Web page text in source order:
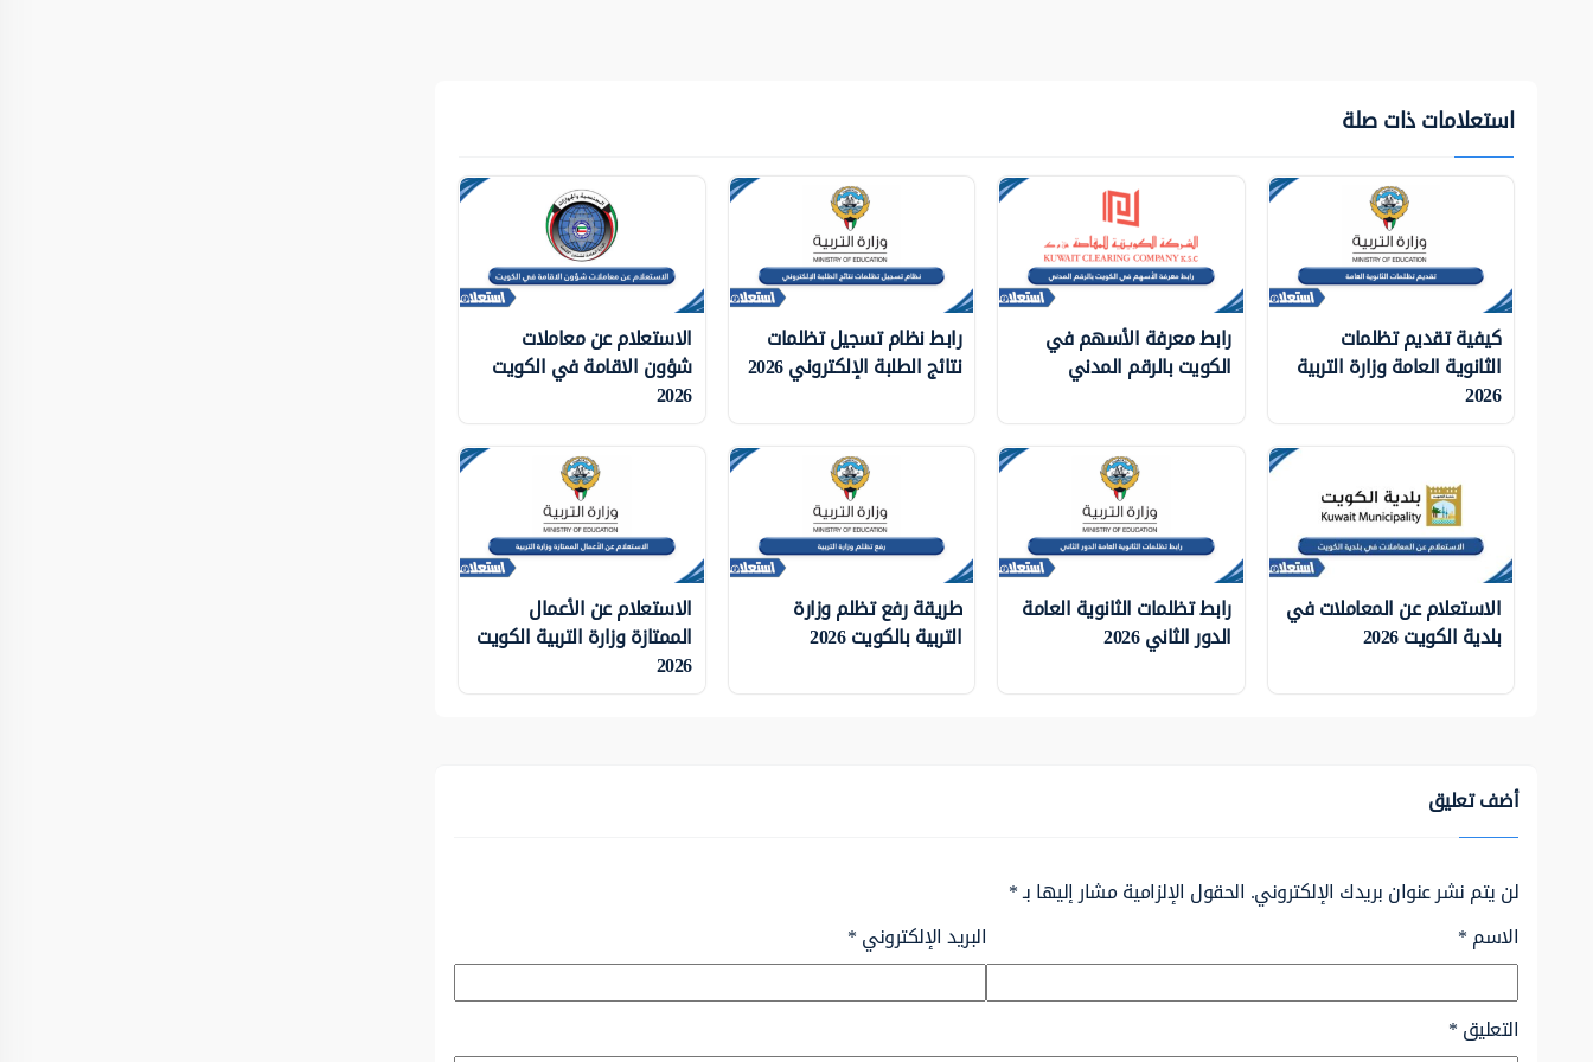
استعلامات ذات صلة
كيفية تقديم تظلمات
الثانوية العامة وزارة التربية
2026
رابط معرفة الأسهم في
الكويت بالرقم المدني
رابط نظام تسجيل تظلمات
نتائج الطلبة الإلكتروني 2026
الاستعلام عن معاملات
شؤون الاقامة في الكويت
2026
الاستعلام عن المعاملات في
بلدية الكويت 2026
رابط تظلمات الثانوية العامة
الدور الثاني 2026
طريقة رفع تظلم وزارة
التربية بالكويت 2026
الاستعلام عن الأعمال
الممتازة وزارة التربية الكويت
2026
أضف تعليق
لن يتم نشر عنوان بريدك الإلكتروني. الحقول الإلزامية مشار إليها بـ*
الاسم* البريد الإلكتروني*
التعليق*